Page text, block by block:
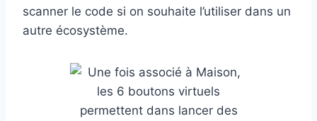
scanner le code si on souhaite l’utiliser dans un
autre écosystème.